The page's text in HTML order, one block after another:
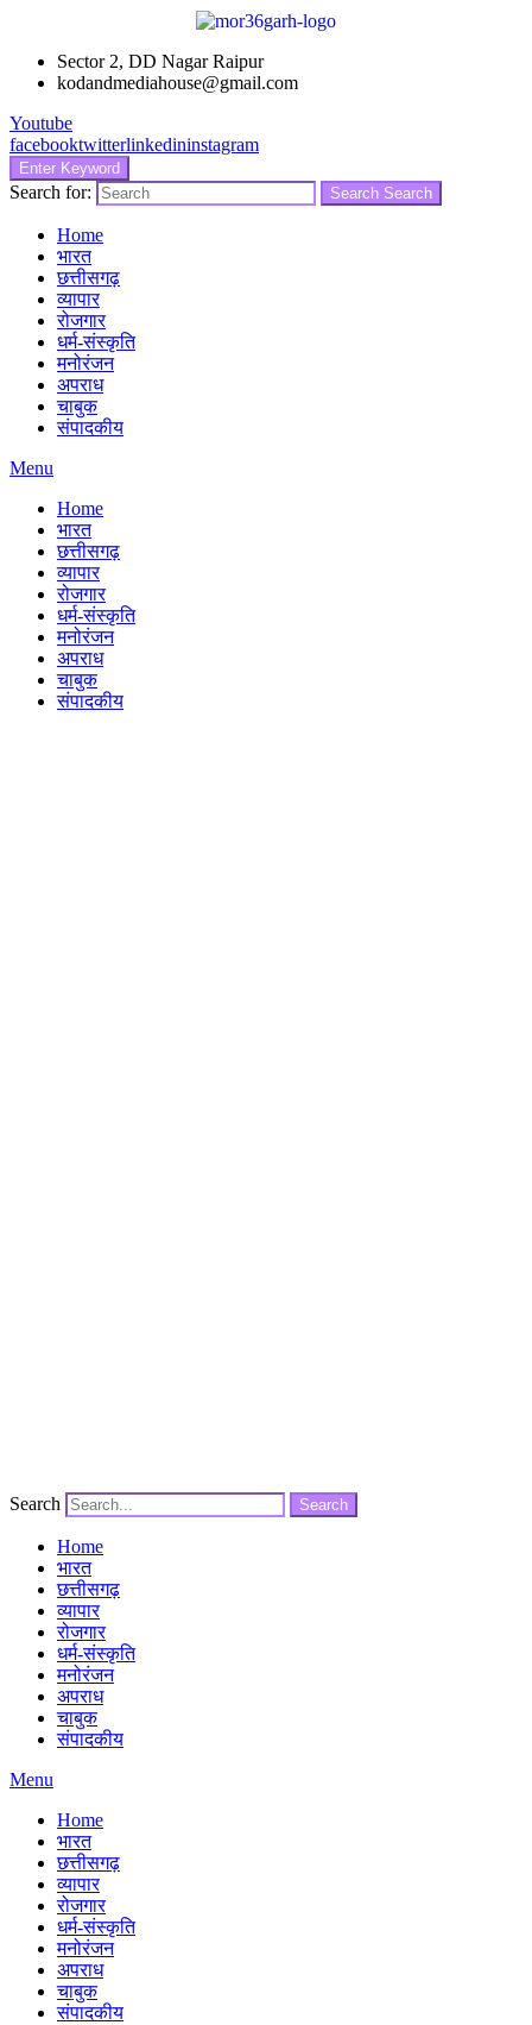
Sector 2, DD Nagar Raipur
kodandmediahouse@gmail.com
Youtube
facebooktwitterlinkedininstagram
Enter Keyword
Search for: Search Search
Home
भारत
छत्तीसगढ़
व्यापार
रोजगार
धर्म-संस्कृति
मनोरंजन
अपराध
चाबुक
संपादकीय
Menu
Home
भारत
छत्तीसगढ़
व्यापार
रोजगार
धर्म-संस्कृति
मनोरंजन
अपराध
चाबुक
संपादकीय
Search Search
Home
भारत
छत्तीसगढ़
व्यापार
रोजगार
धर्म-संस्कृति
मनोरंजन
अपराध
चाबुक
संपादकीय
Menu
Home
भारत
छत्तीसगढ़
व्यापार
रोजगार
धर्म-संस्कृति
मनोरंजन
अपराध
चाबुक
संपादकीय